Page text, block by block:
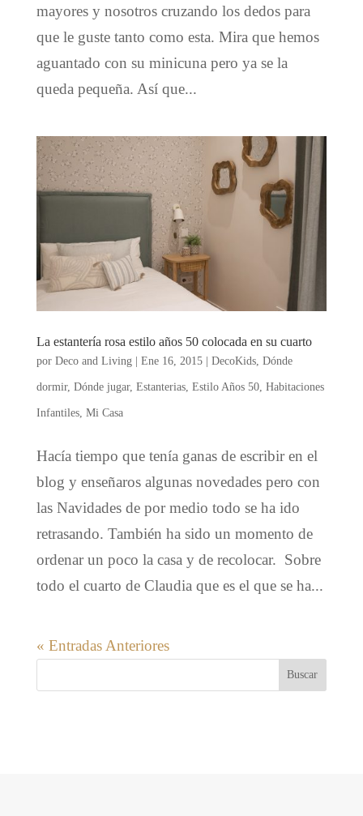
mayores y nosotros cruzando los dedos para
que le guste tanto como esta. Mira que hemos
aguantado con su minicuna pero ya se la
queda pequeña. Así que...
La estantería rosa estilo años 50 colocada en su cuarto
por Deco and Living| Ene 16, 2015| DecoKids, Dónde
dormir, Dónde jugar, Estanterias, Estilo Años 50, Habitaciones
Infantiles, Mi Casa
Hacía tiempo que tenía ganas de escribir en el
blog y enseñaros algunas novedades pero con
las Navidades de por medio todo se ha ido
retrasando. También ha sido un momento de
ordenar un poco la casa y de recolocar. Sobre
todo el cuarto de Claudia que es el que se ha...
« Entradas Anteriores